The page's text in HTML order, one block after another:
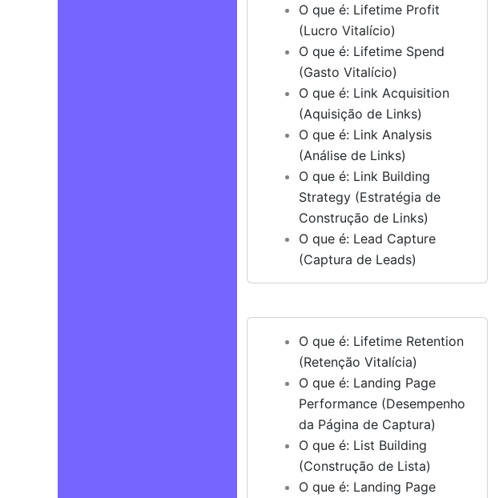
O que é: Lifetime Profit
(Lucro Vitalício)
O que é: Lifetime Spend
(Gasto Vitalício)
O que é: Link Acquisition
(Aquisição de Links)
O que é: Link Analysis
(Análise de Links)
O que é: Link Building
Strategy (Estratégia de
Construção de Links)
O que é: Lead Capture
(Captura de Leads)
O que é: Lifetime Retention
(Retenção Vitalícia)
O que é: Landing Page
Performance (Desempenho
da Página de Captura)
O que é: List Building
(Construção de Lista)
O que é: Landing Page